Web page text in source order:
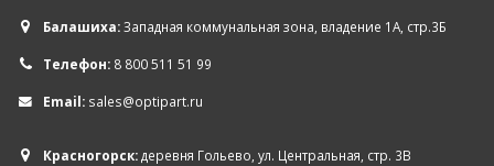
Балашиха:Западная коммунальная зона, владение 1А, стр.3Б
Телефон: 8 800 511 51 99
Email: sales@optipart.ru
Красногорск:деревня Гольево, ул. Центральная, стр. 3В